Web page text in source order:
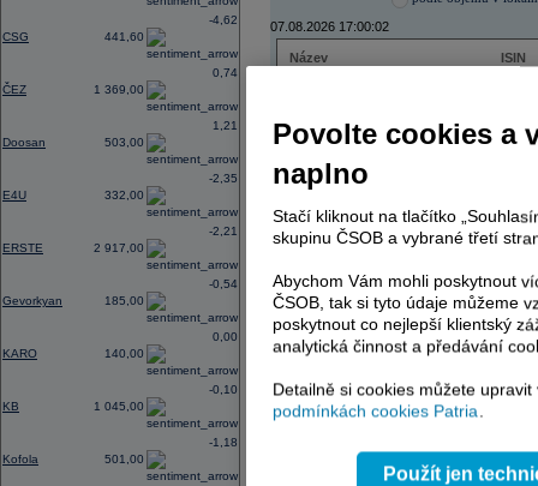
CSG 441,60
-4,62
ČEZ 1 369,00
0,74
Doosan 503,00
1,21
E4U 332,00
-2,35
ERSTE 2 917,00
-2,21
Gevorkyan 185,00
-0,54
KARO 140,00
0,00
KB 1 045,00
-0,10
Kofola 501,00
-1,18
07.08.2026 17:00:02
Název
ISIN
ERSTE BANK
TMR
AD index - vývoj
Region
Povolte cookies a
naplno
Stačí kliknout na tlačítko
skupinu ČSOB a vybrané třetí
Abychom Vám mohli poskytnout
ČSOB, tak si tyto údaje můžeme
poskytnout co nejlepší klientský
analytická činnost a předávání
Detailně si cookies můžete
podmínkách cookies Patria.
Použít jen